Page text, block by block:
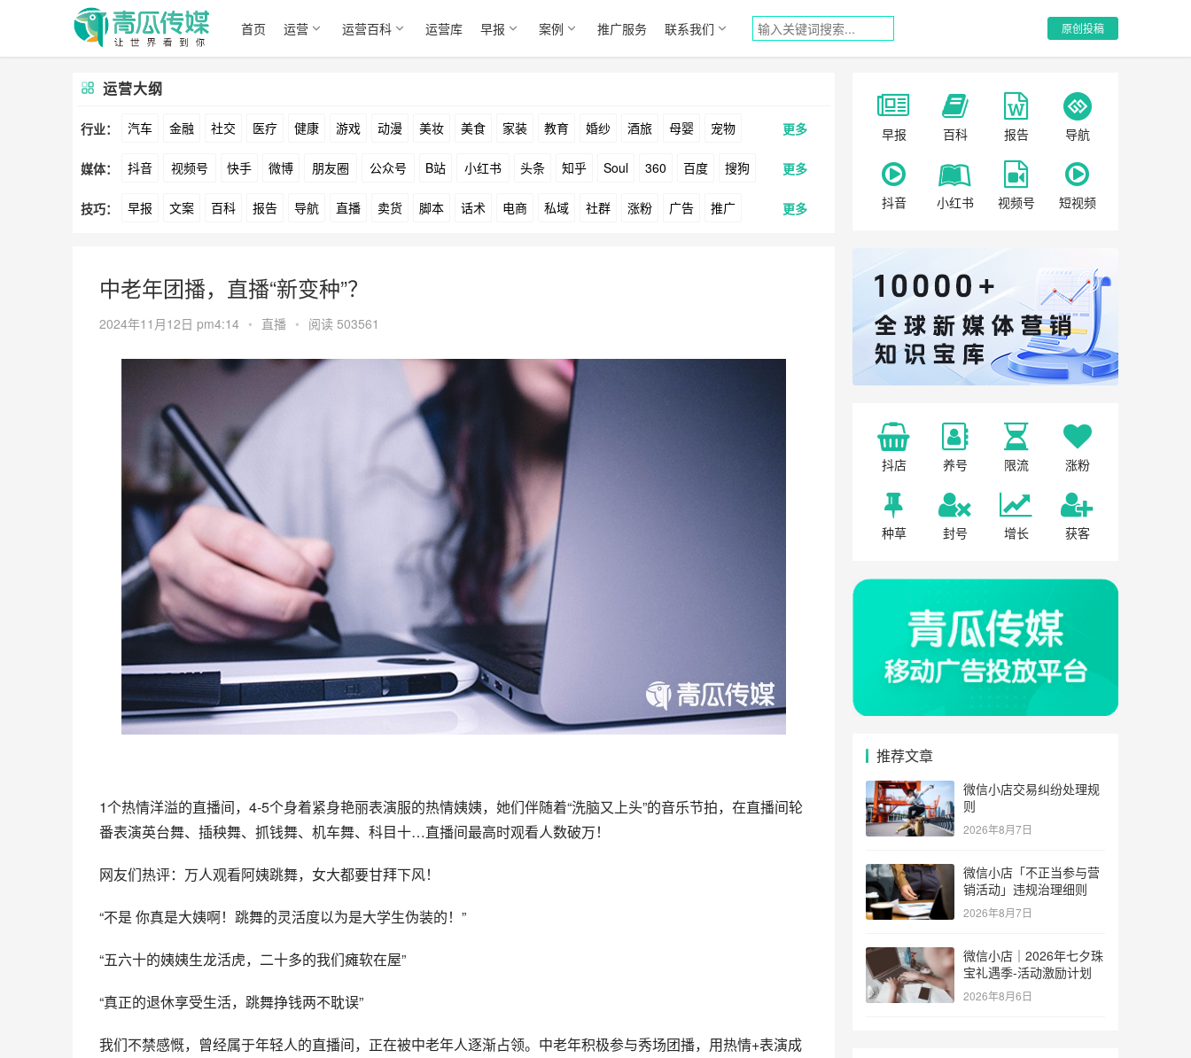
首页 运营 运营百科 运营库 早报 案例 推广服务 联系我们 原创投稿
运营大纲
行业： 汽车 金融 社交 医疗 健康 游戏 动漫 美妆 美食 家装 教育 婚纱 酒旅 母婴 宠物
文娱 跨境 科技 广告 元宇宙 房地产
更多
媒体： 抖音 视频号 快手 微博 朋友圈 公众号 B站 小红书 头条 知乎 Soul 360 百度 搜狗
爱奇艺 美柚 美图 最右 神马 谷歌 Facebook Tiktok YouTube Yahoo Bing
更多
技巧： 早报 文案 百科 报告 导航 直播 卖货 脚本 话术 电商 私域 社群 涨粉 广告 推广 更多
中老年团播，直播“新变种”？
2024年11月12日 pm4:14 • 直播 • 阅读 503561
1个热情洋溢的直播间，4-5个身着紧身艳丽表演服的热情姨姨，她们伴随着“洗脑又上头”的音乐节拍，在直播间轮
番表演英台舞、插秧舞、抓钱舞、机车舞、科目十…直播间最高时观看人数破万！
网友们热评：万人观看阿姨跳舞，女大都要甘拜下风！
“不是 你真是大姨啊！跳舞的灵活度以为是大学生伪装的！”
“五六十的姨姨生龙活虎，二十多的我们瘫软在屋”
“真正的退休享受生活，跳舞挣钱两不耽误”
我们不禁感慨，曾经属于年轻人的直播间，正在被中老年人逐渐占领。中老年积极参与秀场团播，用热情+表演成
早报 百科 报告 导航
抖音 小红书 视频号 短视频
抖店 养号 限流 涨粉
种草 封号 增长 获客
推荐文章
微信小店交易纠纷处理规
则
2026年8月7日
微信小店「不正当参与营
销活动」违规治理细则
2026年8月7日
微信小店｜2026年七夕珠
宝礼遇季-活动激励计划
2026年8月6日